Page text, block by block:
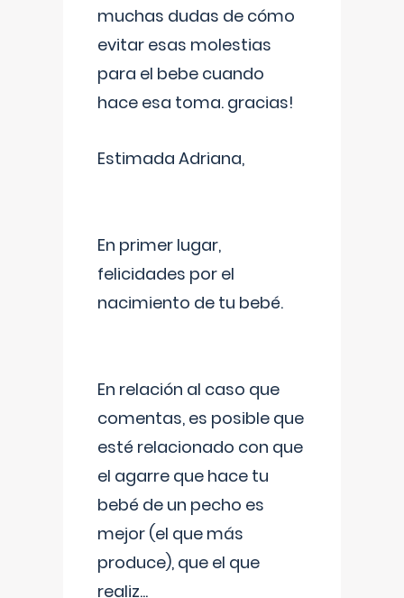
muchas dudas de cómo
evitar esas molestias
para el bebe cuando
hace esa toma. gracias!
Estimada Adriana,
En primer lugar,
felicidades por el
nacimiento de tu bebé.
En relación al caso que
comentas, es posible que
esté relacionado con que
el agarre que hace tu
bebé de un pecho es
mejor (el que más
produce), que el que
realiz...